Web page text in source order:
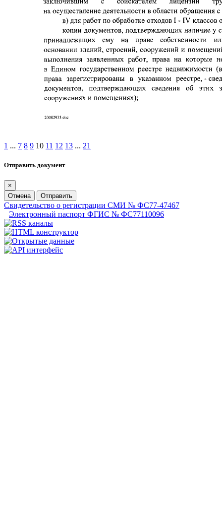
1 ... 7 8 9 10 11 12 13 ... 21
Отправить документ
×
Отмена
Отправить
Свидетельство о регистрации СМИ № ФС77-47467
Электронный паспорт ФГИС № ФС77110096